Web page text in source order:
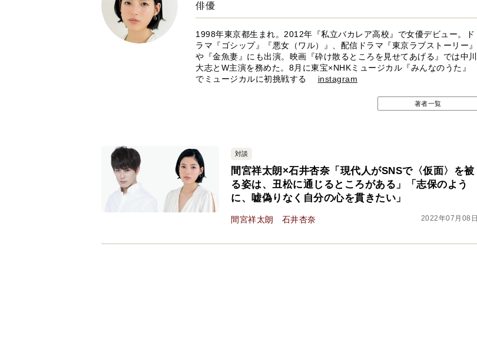
俳優
1998年東京都生まれ。2012年『私立バカレア高校』で女優デビュー。ド
ラマ『ゴシップ』『悪女（ワル）』、配信ドラマ『東京ラブストーリー』
や『金魚妻』にも出演。映画『砕け散るところを見せてあげる』では中川
大志とW主演を務めた。8月に東宝×NHKミュージカル『みんなのうた』
でミュージカルに初挑戦する instagram
著者一覧
対談
間宮祥太朗×石井杏奈「現代人がSNSで〈仮面〉を被
る姿は、丑松に通じるところがある」「志保のよう
に、嘘偽りなく自分の心を貫きたい」
間宮祥太朗 石井杏奈 2022年07月08日